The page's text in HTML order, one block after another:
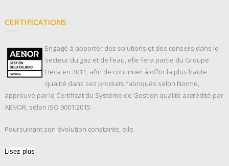
CERTIFICATIONS
Engagé à apporter des solutions et des conseils dans le
secteur du gaz et de l’eau, elle fera partie du Groupe
Heca en 2011, afin de continuer à offrir la plus haute
qualité dans ses produits fabriqués selon Norme,
approuvé par le Certificat du Système de Gestion qualité accrédité par
AENOR, selon ISO 9001:2015
Poursuivant son évolution constante, elle
Lisez plus